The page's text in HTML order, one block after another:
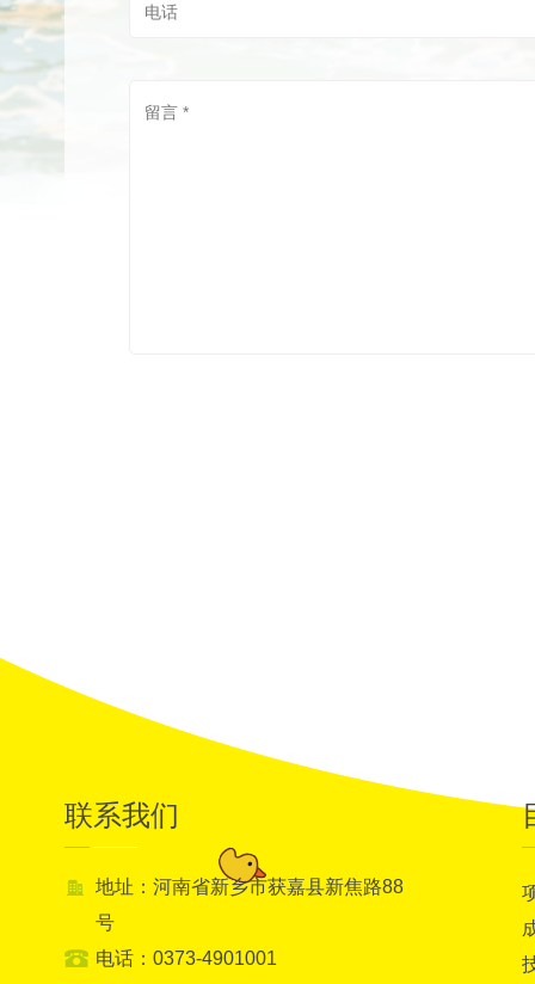
联系我们
地址：河南省新乡市获嘉县新焦路88
号
电话：0373-4901001